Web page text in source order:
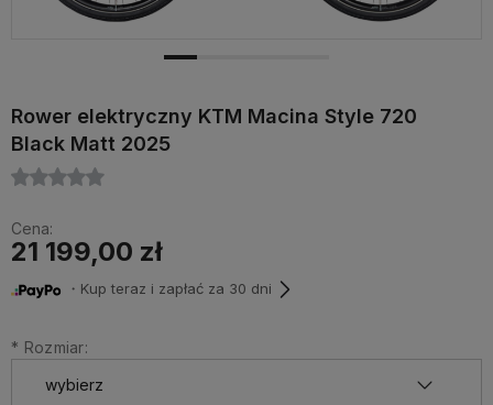
Rower elektryczny KTM Macina Style 720
Black Matt 2025
Cena:
21 199,00 zł
・Kup teraz i zapłać za 30 dni
* Rozmiar: